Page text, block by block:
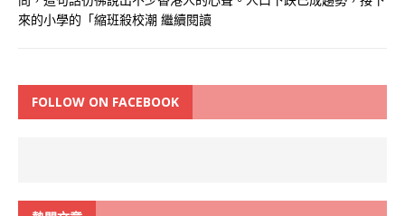
來的小學的「縮班殺校潮 繼續閱讀
FOLLOW ON FACEBOOK